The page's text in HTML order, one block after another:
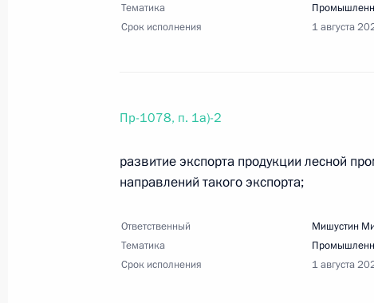
10 июля 2025 года, 18:15 42 поручения
10 июля 2025 года, 17:50 5 поручений
Тематика
Срок исполнения
1 августа
Пр-1078, п. 1а)-2
развитие экспорта продукции лесной
направлений такого экспорта;
Ответственный
Мишустин
Тематика
Срок исполнения
1 августа